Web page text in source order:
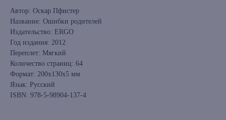
Автор: Оскар Пфистер
Название: Ошибки родителей
Издательство: ERGO
Год издания: 2012
Переплет: Мягкий
Количество страниц: 64
Формат: 200x130x5 мм
Язык: Русский
ISBN: 978-5-98904-137-4